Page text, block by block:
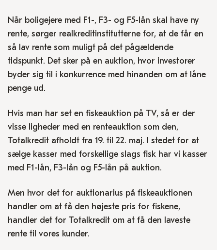
Når boligejere med F1-, F3- og F5-lån skal have ny
rente, sørger realkreditinstitutterne for, at de får en
så lav rente som muligt på det pågældende
tidspunkt. Det sker på en auktion, hvor investorer
byder sig til i konkurrence med hinanden om at låne
penge ud.
Hvis man har set en fiskeauktion på TV, så er der
visse ligheder med en renteauktion som den,
Totalkredit afholdt fra 19. til 22. maj. I stedet for at
sælge kasser med forskellige slags fisk har vi kasser
med F1-lån, F3-lån og F5-lån på auktion.
Men hvor det for auktionarius på fiskeauktionen
handler om at få den højeste pris for fiskene,
handler det for Totalkredit om at få den laveste
rente til vores kunder.